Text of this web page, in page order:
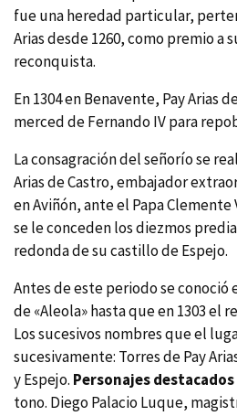
fue una heredad particular,
Arias desde 1260, como premio a
reconquista.
En 1304 en Benavente, Pay Arias
merced de Fernando IV para
La consagración del señorí­o se
Arias de Castro, embajador
en Aviñón, ante el Papa
se le conceden los diezmos
redonda de su castillo de Espejo.
Antes de este periodo se conoció
de «Aleola» hasta que en 1303 el
Los sucesivos nombres que el
sucesivamente: Torres de Pay
y Espejo. Personajes destacados
tono. Diego Palacio Luque,